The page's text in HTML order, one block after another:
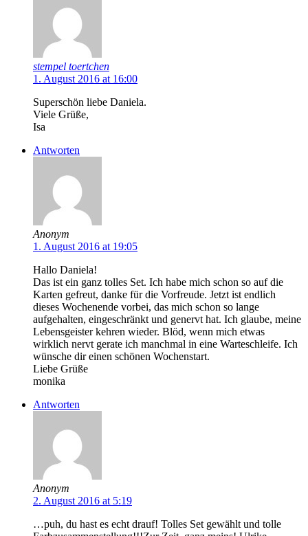
stempel toertchen
1. August 2016 at 16:00
Superschön liebe Daniela.
Viele Grüße,
Isa
Antworten
Anonym
1. August 2016 at 19:05
Hallo Daniela!
Das ist ein ganz tolles Set. Ich habe mich schon so auf die
Karten gefreut, danke für die Vorfreude. Jetzt ist endlich
dieses Wochenende vorbei, das mich schon so lange
aufgehalten, eingeschränkt und genervt hat. Ich glaube, meine
Lebensgeister kehren wieder. Blöd, wenn mich etwas
wirklich nervt gerate ich manchmal in eine Warteschleife. Ich
wünsche dir einen schönen Wochenstart.
Liebe Grüße
monika
Antworten
Anonym
2. August 2016 at 5:19
…puh, du hast es echt drauf! Tolles Set gewählt und tolle